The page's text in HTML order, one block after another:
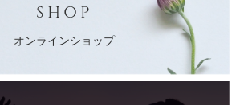
SHOP
オンラインショップ